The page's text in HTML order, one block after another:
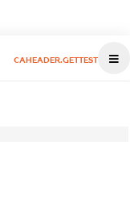
CAHEADER.GETTEST